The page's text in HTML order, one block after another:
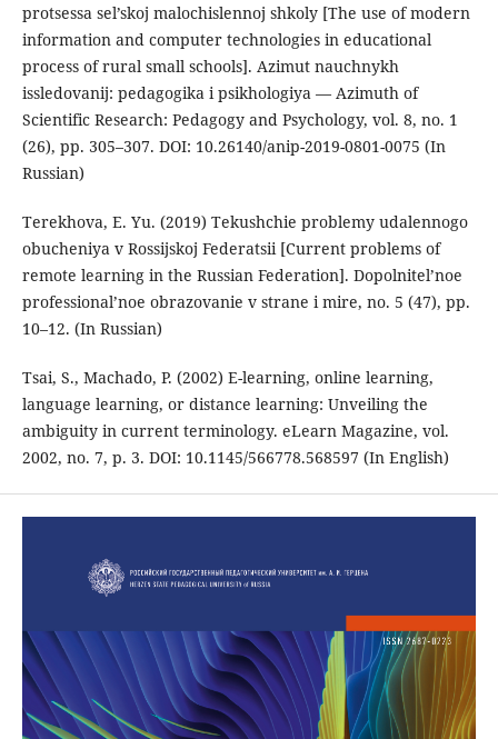
protsessa sel’skoj malochislennoj shkoly [The use of modern
information and computer technologies in educational
process of rural small schools]. Azimut nauchnykh
issledovanij: pedagogika i psikhologiya — Azimuth of
Scientific Research: Pedagogy and Psychology, vol. 8, no. 1
(26), pp. 305–307. DOI: 10.26140/anip-2019-0801-0075 (In
Russian)
Terekhova, E. Yu. (2019) Tekushchie problemy udalennogo
obucheniya v Rossijskoj Federatsii [Current problems of
remote learning in the Russian Federation]. Dopolnitel’noe
professional’noe obrazovanie v strane i mire, no. 5 (47), pp.
10–12. (In Russian)
Tsai, S., Machado, P. (2002) E-learning, online learning,
language learning, or distance learning: Unveiling the
ambiguity in current terminology. eLearn Magazine, vol.
2002, no. 7, p. 3. DOI: 10.1145/566778.568597 (In English)